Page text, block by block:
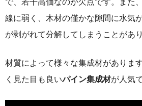
線に弱く、木材の僅かな隙間に水気
が剥がれて分解してしまうことがあり
材質によって様々な集成材がありま
く見た目も良いパイン集成材が人気